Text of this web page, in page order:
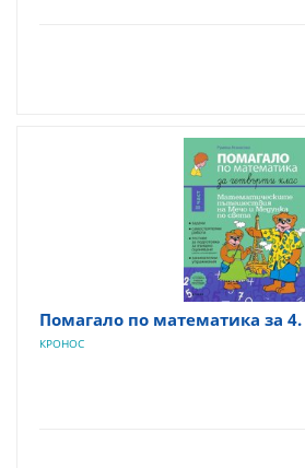
Помагало по математика за 4.
КРОНОС